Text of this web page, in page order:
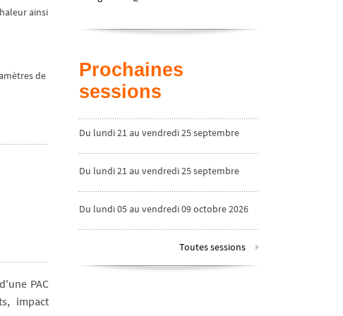
ainsi
de
PAC
impact
Prochaines
sessions
Du lundi 21 au vendredi 25 septembre
Du lundi 21 au vendredi 25 septembre
Du lundi 05 au vendredi 09 octobre 2026
Toutes sessions